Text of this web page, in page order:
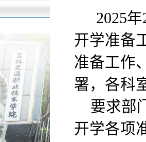
2025年
开学准备
准备工作
署 ， 各科
要求部
开学各项